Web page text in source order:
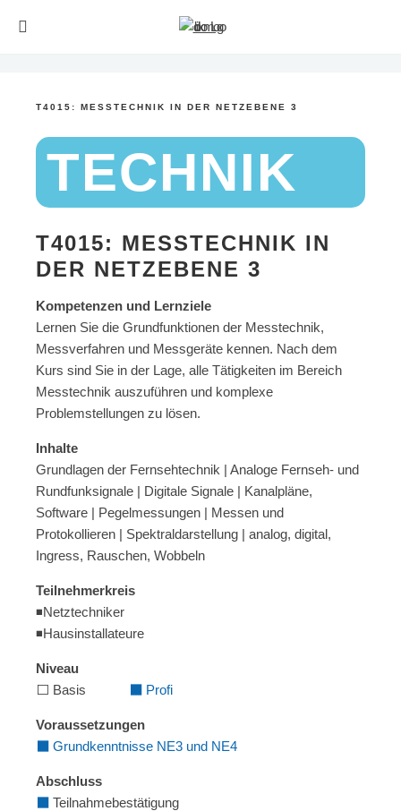
T4015: MESSTECHNIK IN DER NETZEBENE 3
TECHNIK
T4015: MESSTECHNIK IN
DER NETZEBENE 3
Kompetenzen und Lernziele
Lernen Sie die Grundfunktionen der Messtechnik,
Messverfahren und Messgeräte kennen. Nach dem
Kurs sind Sie in der Lage, alle Tätigkeiten im Bereich
Messtechnik auszuführen und komplexe
Problemstellungen zu lösen.
Inhalte
Grundlagen der Fernsehtechnik | Analoge Fernseh- und
Rundfunksignale | Digitale Signale | Kanalpläne,
Software | Pegelmessungen | Messen und
Protokollieren | Spektraldarstellung | analog, digital,
Ingress, Rauschen, Wobbeln
Teilnehmerkreis
◾Netztechniker
◾Hausinstallateure
Niveau
⬜ Basis
⬛ Profi
Voraussetzungen
⬛ Grundkenntnisse NE3 und NE4
Abschluss
⬛ Teilnahmebestätigung